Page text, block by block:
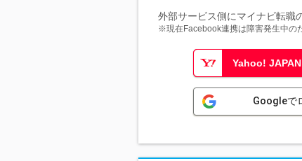
外部サービス側にマイナビ転職
※現在Facebook連携は障害発生中の
Yahoo!
Googleで